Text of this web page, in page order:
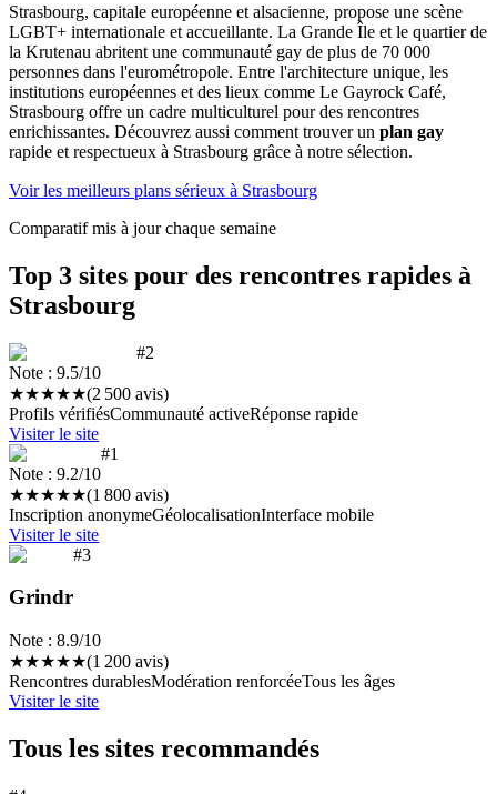
Strasbourg, capitale européenne et alsacienne, propose une scène
LGBT+ internationale et accueillante. La Grande Île et le quartier de
la Krutenau abritent une communauté gay de plus de 70 000
personnes dans l'eurométropole. Entre l'architecture unique, les
institutions européennes et des lieux comme Le Gayrock Café,
Strasbourg offre un cadre multiculturel pour des rencontres
enrichissantes. Découvrez aussi comment trouver un plan gay
rapide et respectueux à Strasbourg grâce à notre sélection.
Voir les meilleurs plans sérieux à Strasbourg
Comparatif mis à jour chaque semaine
Top 3 sites pour des rencontres rapides à
Strasbourg
#2
Note : 9.5/10
★★★★★(2 500 avis)
Profils vérifiésCommunauté activeRéponse rapide
Visiter le site
#1
Note : 9.2/10
★★★★★(1 800 avis)
Inscription anonymeGéolocalisationInterface mobile
Visiter le site
#3
Grindr
Note : 8.9/10
★★★★★(1 200 avis)
Rencontres durablesModération renforcéeTous les âges
Visiter le site
Tous les sites recommandés